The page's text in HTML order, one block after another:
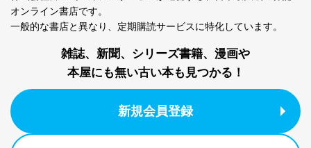
オンライン書店です。
一般的な書店と異なり、 定期購読サービスに特化しています。
雑誌、新聞、シリーズ書籍、漫画や
本屋にも無い古い本も見つかる！
新規会員登録